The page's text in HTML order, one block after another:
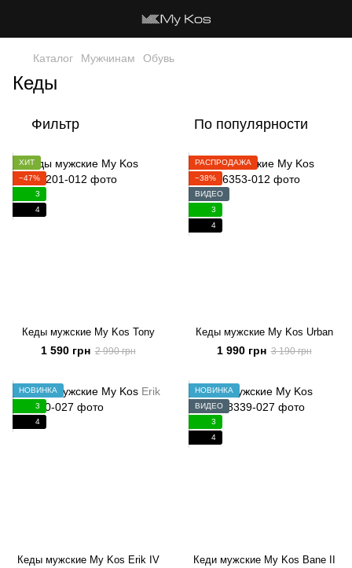
Каталог Мужчинам Обувь
Кеды
Фильтр По популярности
ХИТ
−47%
3
4
Кеды мужские My Kos Tony
1 590 грн 2 990 грн
РАСПРОДАЖА
−38%
ВИДЕО
3
4
Кеды мужские My Kos Urban
1 990 грн 3 190 грн
НОВИНКА
3
4
Кеды мужские My Kos Erik IV
НОВИНКА
ВИДЕО
3
4
Кеди мужские My Kos Bane II